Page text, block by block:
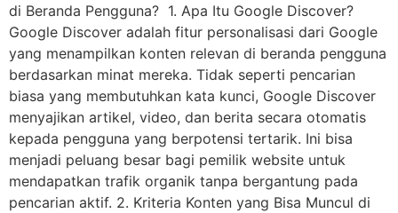
di Beranda Pengguna? 1. Apa Itu Google Discover?
Google Discover adalah fitur personalisasi dari Google
yang menampilkan konten relevan di beranda pengguna
berdasarkan minat mereka. Tidak seperti pencarian
biasa yang membutuhkan kata kunci, Google Discover
menyajikan artikel, video, dan berita secara otomatis
kepada pengguna yang berpotensi tertarik. Ini bisa
menjadi peluang besar bagi pemilik website untuk
mendapatkan trafik organik tanpa bergantung pada
pencarian aktif. 2. Kriteria Konten yang Bisa Muncul di